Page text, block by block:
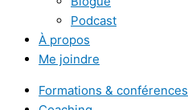
Podcast
À propos
Me joindre
Formations & conférences